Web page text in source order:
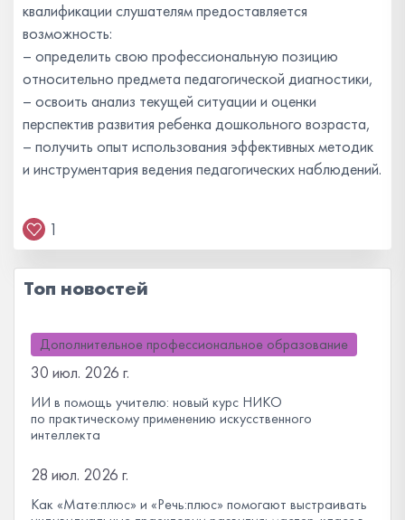
квалификации слушателям предоставляется
возможность:
– определить свою профессиональную позицию
относительно предмета педагогической диагностики,
– освоить анализ текущей ситуации и оценки
перспектив развития ребенка дошкольного возраста,
– получить опыт использования эффективных методик
и инструментария ведения педагогических наблюдений.
1
Топ новостей
Дополнительное профессиональное образование
30 июл. 2026 г.
ИИ в помощь учителю: новый курс НИКО
по практическому применению искусственного
интеллекта
28 июл. 2026 г.
Как «Мате:плюс» и «Речь:плюс» помогают выстраивать